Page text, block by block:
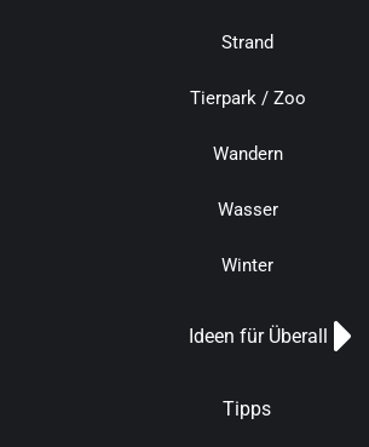
Strand
Tierpark / Zoo
Wandern
Wasser
Winter
Ideen für Überall
Tipps